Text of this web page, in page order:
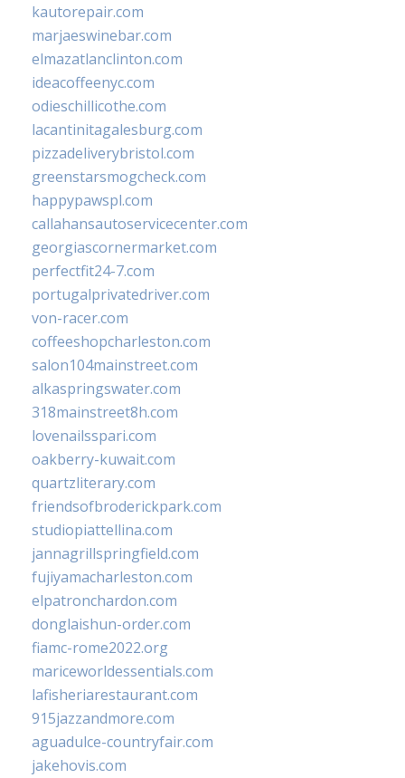
kautorepair.com
marjaeswinebar.com
elmazatlanclinton.com
ideacoffeenyc.com
odieschillicothe.com
lacantinitagalesburg.com
pizzadeliverybristol.com
greenstarsmogcheck.com
happypawspl.com
callahansautoservicecenter.com
georgiascornermarket.com
perfectfit24-7.com
portugalprivatedriver.com
von-racer.com
coffeeshopcharleston.com
salon104mainstreet.com
alkaspringswater.com
318mainstreet8h.com
lovenailsspari.com
oakberry-kuwait.com
quartzliterary.com
friendsofbroderickpark.com
studiopiattellina.com
jannagrillspringfield.com
fujiyamacharleston.com
elpatronchardon.com
donglaishun-order.com
fiamc-rome2022.org
mariceworldessentials.com
lafisheriarestaurant.com
915jazzandmore.com
aguadulce-countryfair.com
jakehovis.com